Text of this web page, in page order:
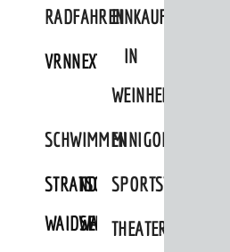
RADFAHREN
VRNNEXTBIKE
EINKAUFEN
IN
WEINHEIM
SCHWIMMEN
STRANDBAD
WAIDSEE
TSG
WALDSCHWIMMBAD
MINIGOLF
SPORTSTÄTTEN
THEATER